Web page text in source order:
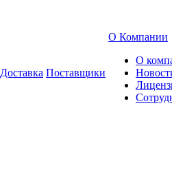
Доставка Поставщики
О Компании
О